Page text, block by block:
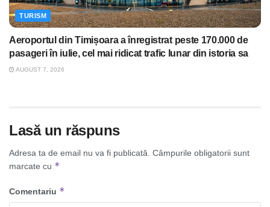
TURISM
Aeroportul din Timișoara a înregistrat peste 170.000 de
pasageri în iulie, cel mai ridicat trafic lunar din istoria sa
AUGUST 7, 2026
Lasă un răspuns
Adresa ta de email nu va fi publicată. Câmpurile obligatorii sunt
marcate cu *
Comentariu *